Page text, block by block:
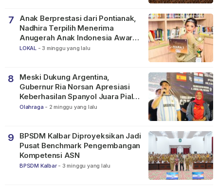
7
Anak Berprestasi dari Pontianak,
Nadhira Terpilih Menerima
Anugerah Anak Indonesia Awards
2026
LOKAL - 3 minggu yang lalu
8
Meski Dukung Argentina,
Gubernur Ria Norsan Apresiasi
Keberhasilan Spanyol Juara Piala
Dunia FIFA 2026
Olahraga - 2 minggu yang lalu
9
BPSDM Kalbar Diproyeksikan Jadi
Pusat Benchmark Pengembangan
Kompetensi ASN
BPSDM Kalbar - 3 minggu yang lalu